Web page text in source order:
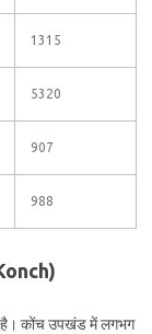
1315
5320
907
988
कोंच उपखंड में लगभग